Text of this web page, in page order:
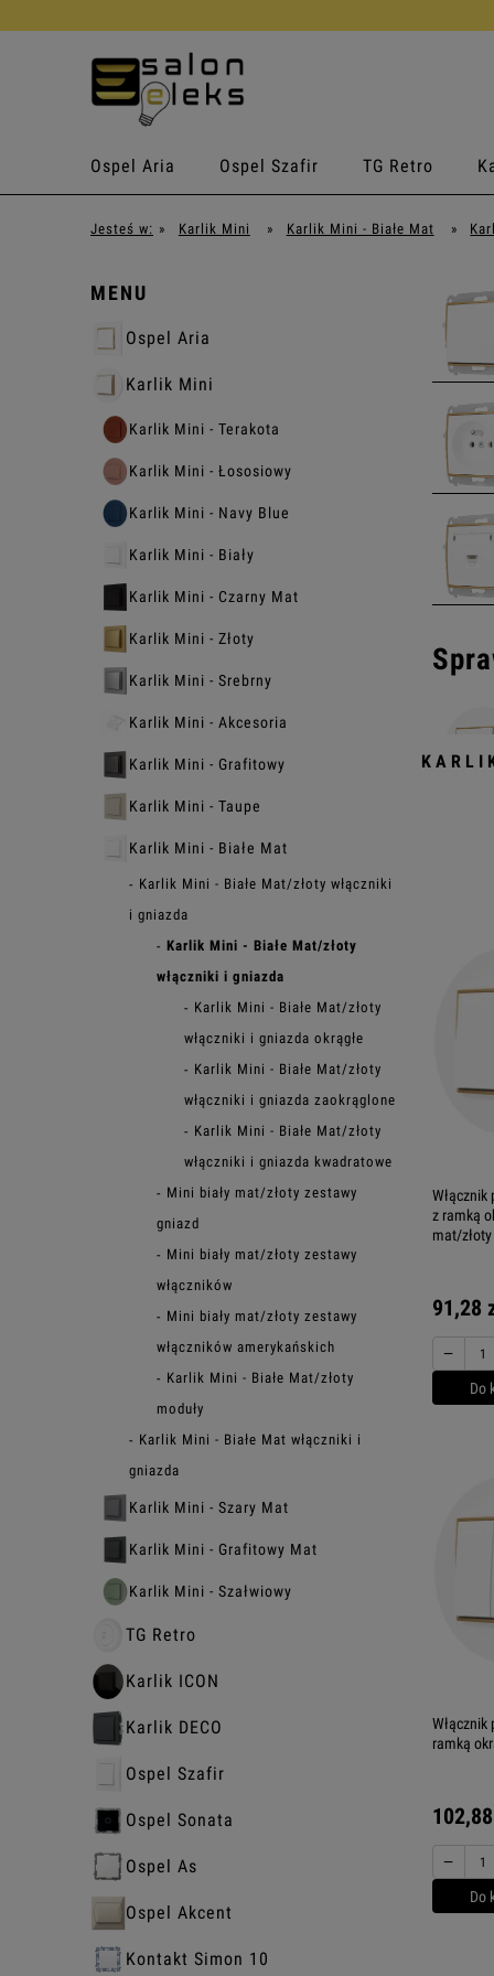
Ospel Aria Ospel Szafir TG Retro
Jesteś w: » Karlik Mini » Karlik Mini - Białe Mat »
MENU
Ospel Aria
Karlik Mini
Karlik Mini - Terakota
Karlik Mini - Łososiowy
Karlik Mini - Navy Blue
Karlik Mini - Biały
Karlik Mini - Czarny Mat
Karlik Mini - Złoty
Karlik Mini - Srebrny
Karlik Mini - Akcesoria
Karlik Mini - Grafitowy
Karlik Mini - Taupe
Karlik Mini - Białe Mat
Karlik Mini - Białe Mat/złoty włączniki
i gniazda
Karlik Mini - Białe Mat/złoty
włączniki i gniazda
Karlik Mini - Białe Mat/złoty
włączniki i gniazda okrągłe
Karlik Mini - Białe Mat/złoty
włączniki i gniazda zaokrąglone
Karlik Mini - Białe Mat/złoty
włączniki i gniazda kwadratowe
Mini biały mat/złoty zestawy
gniazd
Mini biały mat/złoty zestawy
włączników
Mini biały mat/złoty zestawy
włączników amerykańskich
Karlik Mini - Białe Mat/złoty
moduły
Karlik Mini - Białe Mat włączniki i
gniazda
Karlik Mini - Szary Mat
Karlik Mini - Grafitowy Mat
Karlik Mini - Szałwiowy
TG Retro
Karlik ICON
Karlik DECO
Ospel Szafir
Ospel Sonata
Ospel As
Ospel Akcent
Kontakt Simon 10
z ramką
mat/złoty
91,28
−
Do
ramką
−
Do